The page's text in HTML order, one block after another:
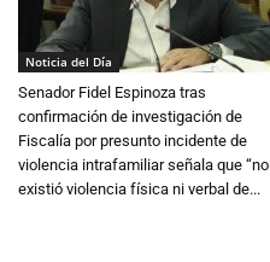
Noticia del Día
Senador Fidel Espinoza tras
confirmación de investigación de
Fiscalía por presunto incidente de
violencia intrafamiliar señala que “no
existió violencia física ni verbal de...